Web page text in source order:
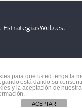
EstrategiasWeb.es.
derechos reservados.
para que usted tenga la
está dando su
y la aceptación de nuestra
ACEPTAR